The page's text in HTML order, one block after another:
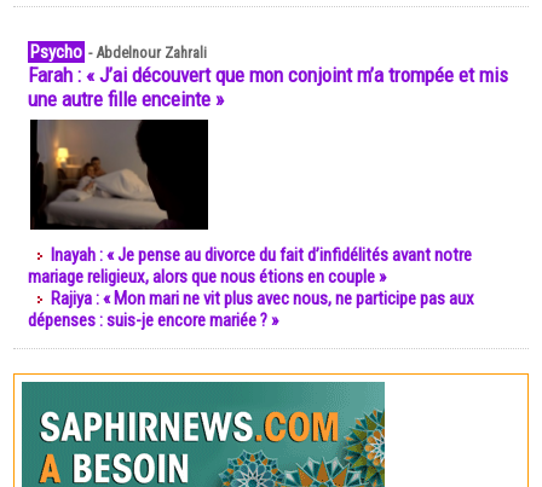
Psycho -Abdelnour Zahrali
Farah : « J’ai découvert que mon conjoint m’a trompée et mis
une autre fille enceinte »
Inayah : « Je pense au divorce du fait d’infidélités avant notre
mariage religieux, alors que nous étions en couple »
Rajiya : « Mon mari ne vit plus avec nous, ne participe pas aux
dépenses : suis-je encore mariée ? »